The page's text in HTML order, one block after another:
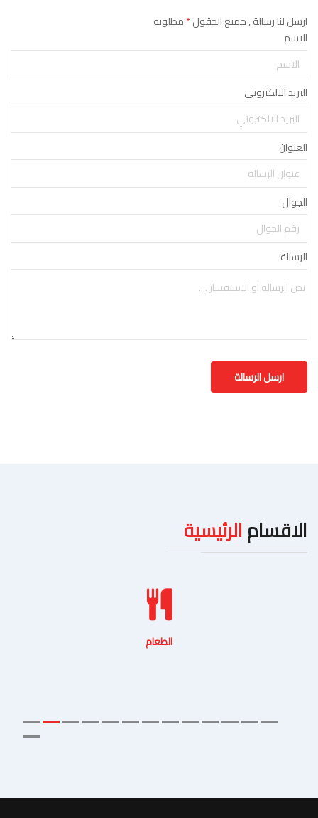
ارسل لنا رسالة , جميع الحقول*مطلوبه
الاسم
البريد الالكتروني
العنوان
الجوال
الرسالة
الاقسامالرئيسية
الطعام